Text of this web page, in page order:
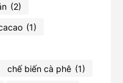
(2)
(1)
chế biến cà phê (1)